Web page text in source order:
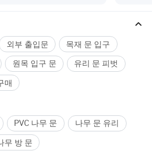
. 우리가 그것을 만들 수 없다면, 우리는 고객
. 문제6: 도어 액세서리(잠금 장치, 핸들 및
니까? A: 예, 문 액세서리를 생산𝕘는 좋은 파
플을 보내주실 수 있습니까? A: 예, 미니 도
샘플은 무료입니다. Q8: MOQ란? A: MOQ는
조건은 무엇입니까? A:1) 50% T/T 사전, 50%
𝕨. 2) EXW 가격 및 현금 가격 또𝕜 수용 가능
건은 양측이 협상𝕠 수 있습니다. Q10: 로딩
외부 출입문
목재 문 입구
원목 입구 문
유리 문 피벗
매
PVC 나무 문
나무 문 유리
무 방 문